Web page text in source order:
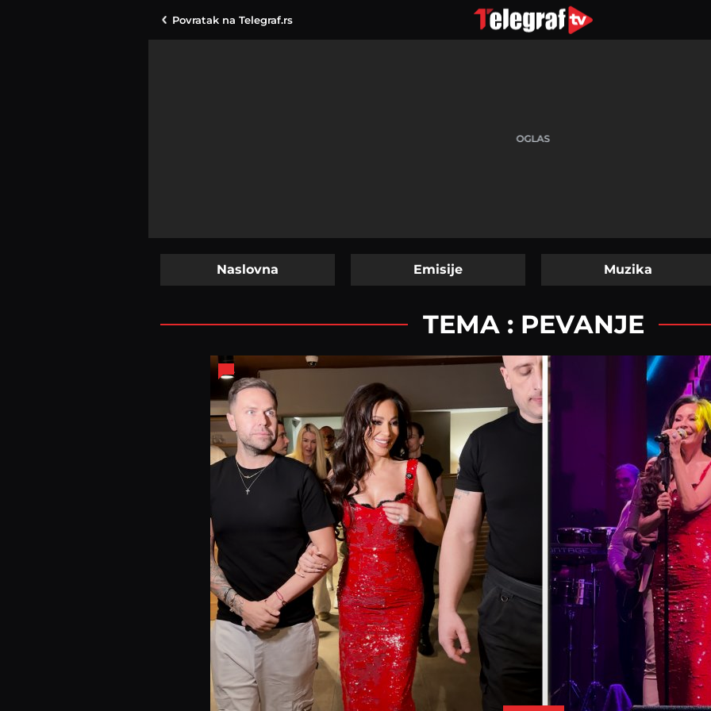
Povratak na Telegraf.rs
Naslovna Emisije Muzika
TEMA : PEVANJE